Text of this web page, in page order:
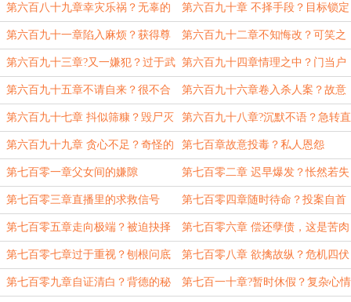
件 祸？
第六百八十九章幸灾乐祸？无辜的
肇事者
第六百九十章 不择手段？目标锁定
第六百九十一章陷入麻烦？获得尊
重
第六百九十二章不知悔改？可笑之
极
第六百九十三章?又一嫌犯？过于武
断
第六百九十四章情理之中？门当户
对
第六百九十五章不请自来？很不合
适
第六百九十六章卷入杀人案？故意
装蒜
第六百九十七章 抖似筛糠？毁尸灭
迹
第六百九十八章?沉默不语？急转直
下
第六百九十九章 贪心不足？奇怪的
案件
第七百章故意投毒？私人恩怨
第七百零一章父女间的嫌隙 第七百零二章 迟早爆发？怅然若失
第七百零三章直播里的求救信号 第七百零四章随时待命？投案自首
第七百零五章走向极端？被迫抉择 第七百零六章 偿还孽债，这是苦肉
计？
第七百零七章过于重视？刨根问底 第七百零八章 欲擒故纵？危机四伏
第七百零九章自证清白？背德的秘 第七百一十章?暂时休假？复杂心情